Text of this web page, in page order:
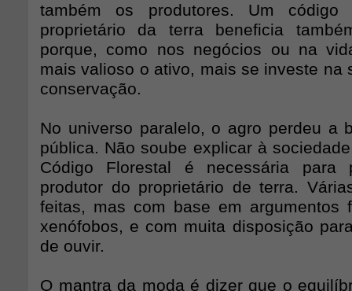
também os produtores. Um
proprietário da terra beneficia
porque, como nos negócios ou na
mais valioso o ativo, mais se investe na
conservação.
No universo paralelo, o agro perdeu a
pública. Não soube explicar à
Código Florestal é necessária para
produtor do proprietário de terra.
feitas, mas com base em argumentos
xenófobos, e com muita disposição
de ouvir.
O mantra da moda é dizer que o